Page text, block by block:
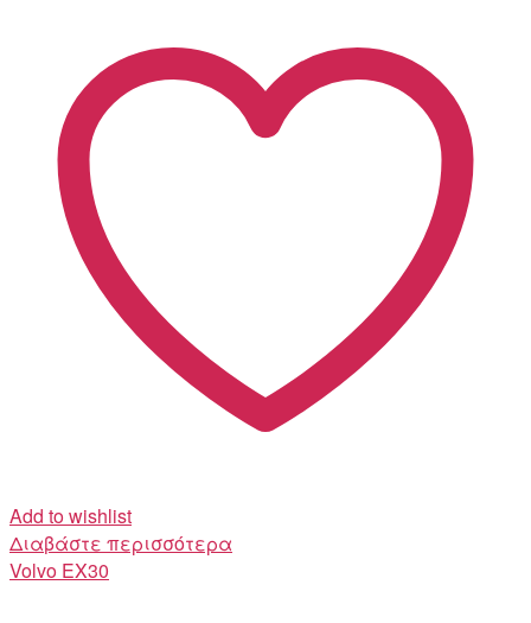
Add to wishlist
Διαβάστε περισσότερα
Volvo EX30